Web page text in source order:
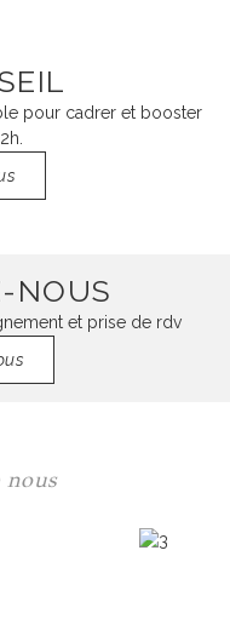
pour cadrer et booster
NOUS
et prise de rdv